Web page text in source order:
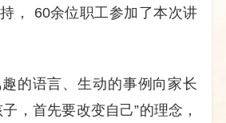
， 60余位职工参加了本次讲
的语言、生动的事例向 家长
子，首先要改变自己”的理念，